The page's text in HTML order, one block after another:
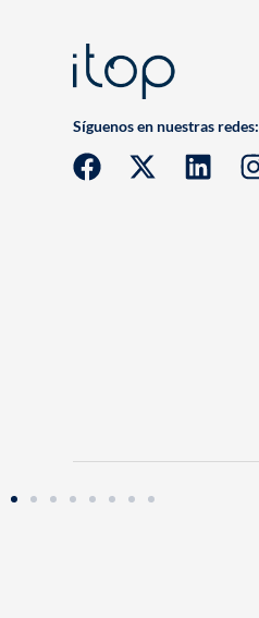
Síguenos en nuestras redes: